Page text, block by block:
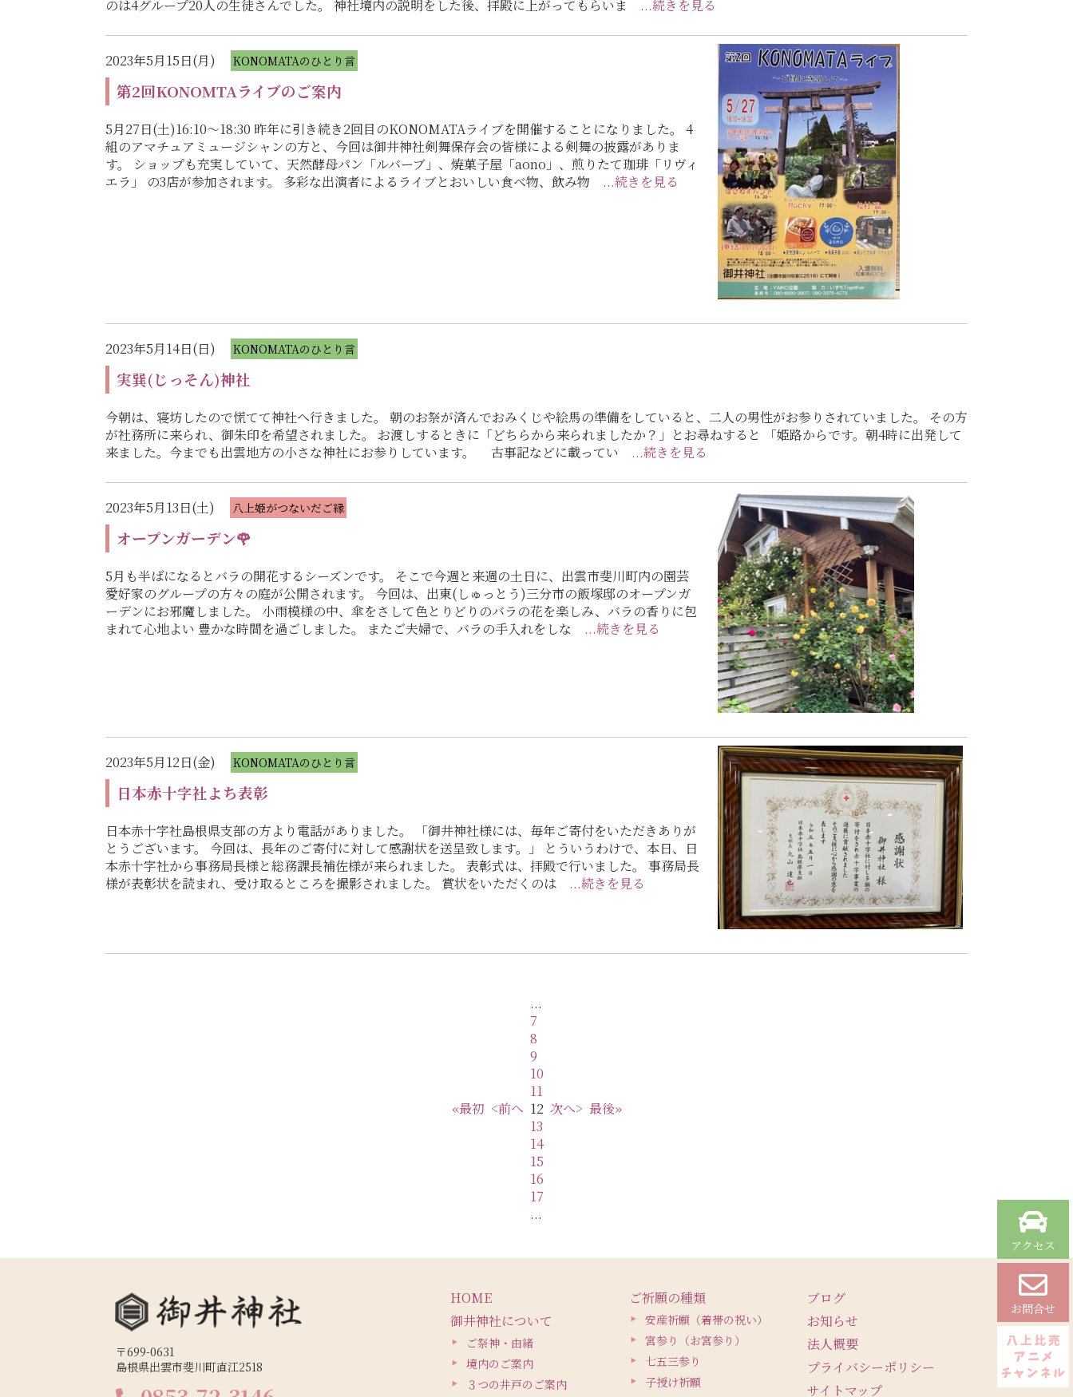
のは4グループ20人の生徒さんでした。 神社境内の説明をした後、拝殿に上がってもらいま ...続きを見る
2023年5月15日(月) KONOMATAのひとり言
第2回KONOMTAライブのご案内
5月27日(土)16:10〜18:30 昨年に引き続き2回目のKONOMATAライブを開催することになりました。 4
組のアマチュアミュージシャンの方と、今回は御井神社剣舞保存会の皆様による剣舞の披露がありま
す。 ショップも充実していて、天然酵母パン「ルバーブ」、焼菓子屋「aono」、煎りたて珈琲「リヴィ
エラ」 の3店が参加されます。 多彩な出演者によるライブとおいしい食べ物、飲み物 ...続きを見る
2023年5月14日(日) KONOMATAのひとり言
実巽(じっそん)神社
今朝は、寝坊したので慌てて神社へ行きました。 朝のお祭が済んでおみくじや絵馬の準備をしていると、二人の男性がお参りされていました。 その方
が社務所に来られ、御朱印を希望されました。 お渡しするときに「どちらから来られましたか？」とお尋ねすると 「姫路からです。朝4時に出発して
来ました。今までも出雲地方の小さな神社にお参りしています。 古事記などに載ってい ...続きを見る
2023年5月13日(土) 八上姫がつないだご縁
オープンガーデン🌹
5月も半ばになるとバラの開花するシーズンです。 そこで今週と来週の土日に、出雲市斐川町内の園芸
愛好家のグループの方々の庭が公開されます。 今回は、出東(しゅっとう)三分市の飯塚邸のオープンガ
ーデンにお邪魔しました。 小雨模様の中、傘をさして色とりどりのバラの花を楽しみ、バラの香りに包
まれて心地よい 豊かな時間を過ごしました。 またご夫婦で、バラの手入れをしな ...続きを見る
2023年5月12日(金) KONOMATAのひとり言
日本赤十字社よち表彰
日本赤十字社島根県支部の方より電話がありました。 「御井神社様には、毎年ご寄付をいただきありが
とうございます。 今回は、長年のご寄付に対して感謝状を送呈致します。」 とういうわけで、本日、日
本赤十字社から事務局長様と総務課長補佐様が来られました。 表彰式は、拝殿で行いました。 事務局長
様が表彰状を読まれ、受け取るところを撮影されました。 賞状をいただくのは ...続きを見る
«最初 <前へ
...
7
8
9
10
11
12
13
14
15
16
17
...
次へ> 最後»
〒699-0631
島根県出雲市斐川町直江2518
HOME
御井神社について
ご祭神・由緒
境内のご案内
３つの井戸のご案内
ご祈願の種類
安産祈願（着帯の祝い）
宮参り（お宮参り）
七五三参り
子授け祈願
ブログ
お知らせ
法人概要
プライバシーポリシー
サイトマップ
アクセス
お問合せ